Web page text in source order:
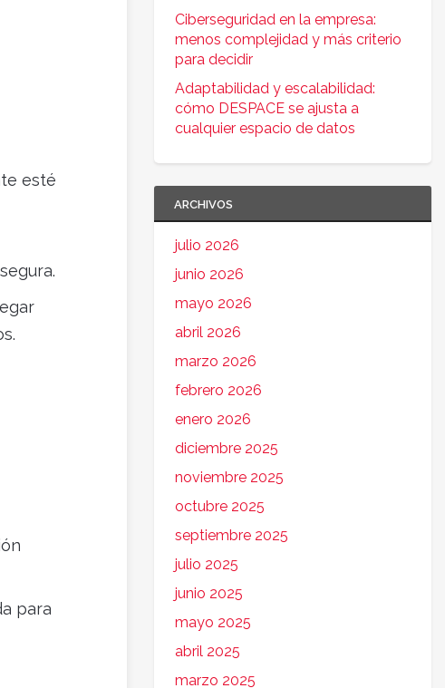
esté
para
Ciberseguridad en la empresa:
menos complejidad y más criterio
para decidir
Adaptabilidad y escalabilidad:
cómo DESPACE se ajusta a
cualquier espacio de datos
ARCHIVOS
julio 2026
junio 2026
mayo 2026
abril 2026
marzo 2026
febrero 2026
enero 2026
diciembre 2025
noviembre 2025
octubre 2025
septiembre 2025
julio 2025
junio 2025
mayo 2025
abril 2025
marzo 2025